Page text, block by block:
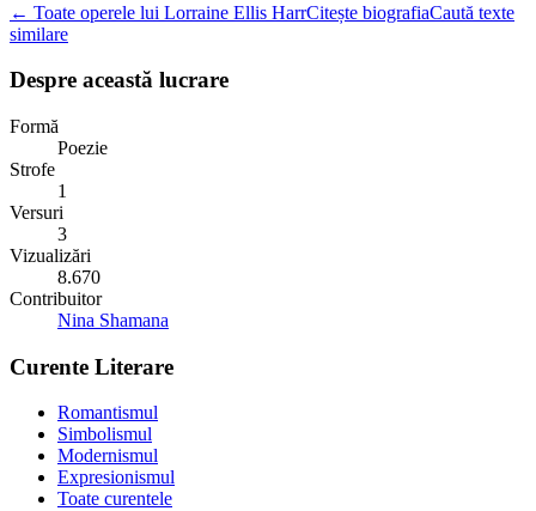
← Toate operele lui Lorraine Ellis HarrCitește biografiaCaută texte
similare
Despre această lucrare
Formă
Poezie
Strofe
1
Versuri
3
Vizualizări
8.670
Contribuitor
Nina Shamana
Curente Literare
Romantismul
Simbolismul
Modernismul
Expresionismul
Toate curentele